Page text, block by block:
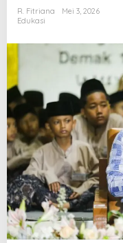
R. Fitriana
Mei 3, 2026
Edukasi